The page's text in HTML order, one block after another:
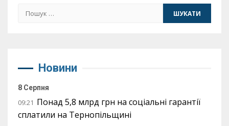
Пошук:
Новини
8 Серпня
09:21 Понад 5,8 млрд грн на соціальні гарантії
сплатили на Тернопільщині